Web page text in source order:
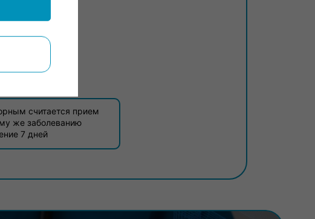
считается прием
же заболеванию
7 дней